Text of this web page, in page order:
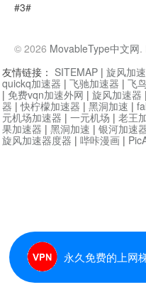
#3#
© 2026 MovableType中文网.
永久免费的上网
友情链接： SITEMAP | 旋风加
quickq加速器 | 飞驰加速器 | 飞
| 免费vqn加速外网 | 旋风加速器
器 |快柠檬加速器 | 黑洞加速 |
元机场加速器 | 一元机场 | 老王
果加速器 | 黑洞加速 | 银河加速
旋风加速器度器 | 哔咔漫画 |